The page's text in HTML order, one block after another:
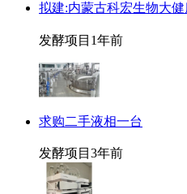
拟建:内蒙古科宏生物大健
发酵项目 1年前
求购二手液相一台
发酵项目 3年前